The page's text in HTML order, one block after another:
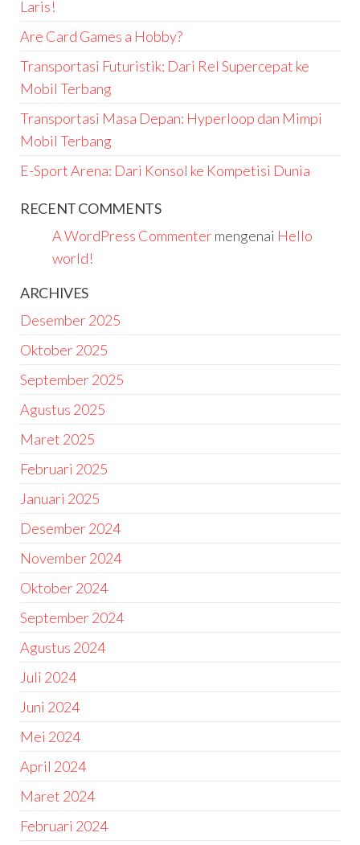
Laris!
Are Card Games a Hobby?
Transportasi Futuristik: Dari Rel Supercepat ke
Mobil Terbang
Transportasi Masa Depan: Hyperloop dan Mimpi
Mobil Terbang
E-Sport Arena: Dari Konsol ke Kompetisi Dunia
RECENT COMMENTS
A WordPress Commentermengenai Hello
world!
ARCHIVES
Desember 2025
Oktober 2025
September 2025
Agustus 2025
Maret 2025
Februari 2025
Januari 2025
Desember 2024
November 2024
Oktober 2024
September 2024
Agustus 2024
Juli 2024
Juni 2024
Mei 2024
April 2024
Maret 2024
Februari 2024